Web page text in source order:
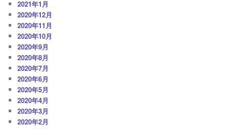
2021年1月
2020年12月
2020年11月
2020年10月
2020年9月
2020年8月
2020年7月
2020年6月
2020年5月
2020年4月
2020年3月
2020年2月